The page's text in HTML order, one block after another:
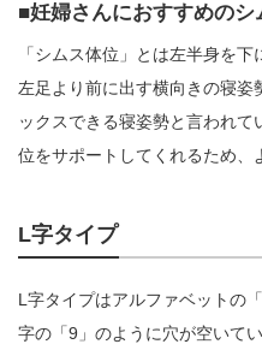
妊婦さんにおすすめのシ
「シムス体位」とは左半身を
左足より前に出す横向きの寝姿
ックスできる寝姿勢と言われ
位をサポートしてくれるため、
L字タイプ
L字タイプはアルファベットの
字の「9」のように穴が空いて